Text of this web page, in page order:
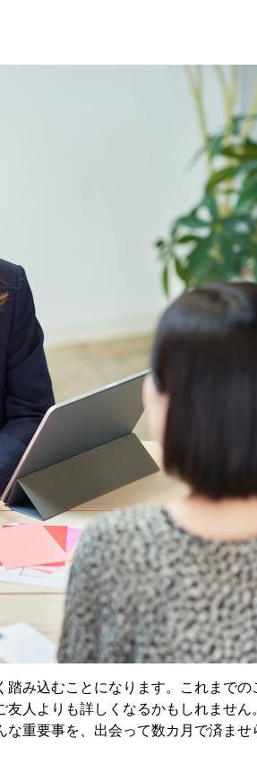
み込むことになります。これまで
人よりも詳しくなるかもしれません
重要事を、出会って数カ月で済ませ